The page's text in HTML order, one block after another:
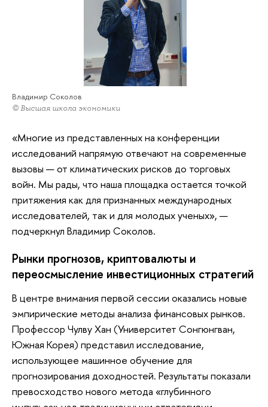
Владимир Соколов
© Высшая школа экономики
«Многие из представленных на конференции
исследований напрямую отвечают на современные
вызовы — от климатических рисков до торговых
войн. Мы рады, что наша площадка остается точкой
притяжения как для признанных международных
исследователей, так и для молодых ученых», —
подчеркнул Владимир Соколов.
Рынки прогнозов, криптовалюты и
переосмысление инвестиционных стратегий
В центре внимания первой сессии оказались новые
эмпирические методы анализа финансовых рынков.
Профессор Чулву Хан (Университет Сонгюнгван,
Южная Корея) представил исследование,
использующее машинное обучение для
прогнозирования доходностей. Результаты показали
превосходство нового метода «глубинного